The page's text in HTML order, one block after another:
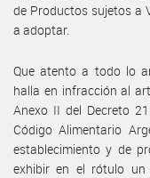
de Productos sujetos a
a adoptar.
Que atento a todo lo
halla en infracción al
Anexo II del Decreto
Código Alimentario
establecimiento y de
exhibir en el rótulo un